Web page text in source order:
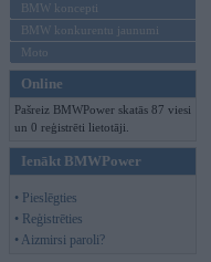
BMW koncepti
BMW konkurentu jaunumi
Moto
Online
Pašreiz BMWPower skatās 87 viesi
un 0 reģistrēti lietotāji.
Ienākt BMWPower
• Pieslēgties
• Reģistrēties
• Aizmirsi paroli?